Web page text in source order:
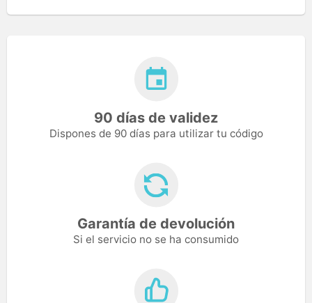
90 días de validez
Dispones de 90 días para utilizar tu código
Garantía de devolución
Si el servicio no se ha consumido